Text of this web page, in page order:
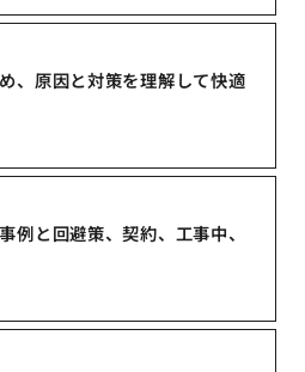
、原因と対策を理解して快適
例と回避策、契約、工事中、